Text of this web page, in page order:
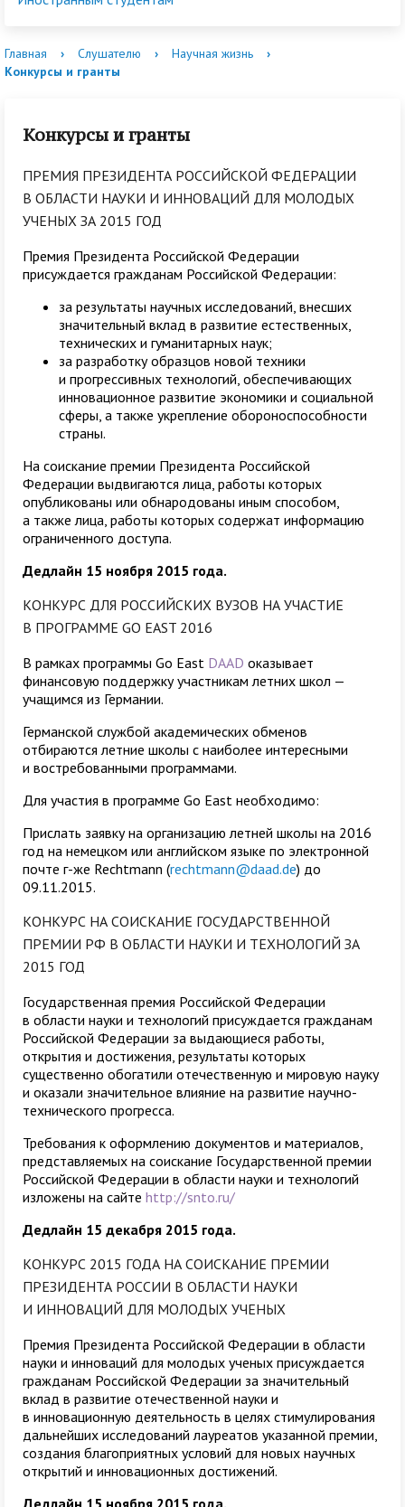
Главная › Слушателю › Научная жизнь
›
Конкурсы и гранты
Конкурсы и гранты
ПРЕМИЯ ПРЕЗИДЕНТА РОССИЙСКОЙ ФЕДЕРАЦИИ
В ОБЛАСТИ НАУКИ И ИННОВАЦИЙ ДЛЯ МОЛОДЫХ
УЧЕНЫХ ЗА 2015 ГОД
Премия Президента Российской Федерации
присуждается гражданам Российской Федерации:
за результаты научных исследований, внесших
значительный вклад в развитие естественных,
технических и гуманитарных наук;
за разработку образцов новой техники
и прогрессивных технологий, обеспечивающих
инновационное развитие экономики и социальной
сферы, а также укрепление обороноспособности
страны.
На соискание премии Президента Российской
Федерации выдвигаются лица, работы которых
опубликованы или обнародованы иным способом,
а также лица, работы которых содержат информацию
ограниченного доступа.
Дедлайн 15 ноября 2015 года.
КОНКУРС ДЛЯ РОССИЙСКИХ ВУЗОВ НА УЧАСТИЕ
В ПРОГРАММЕ GO EAST 2016
В рамках программы Go East DAAD оказывает
финансовую поддержку участникам летних школ —
учащимся из Германии.
Германской службой академических обменов
отбираются летние школы с наиболее интересными
и востребованными программами.
Для участия в программе Go East необходимо:
Прислать заявку на организацию летней школы на 2016
год на немецком или английском языке по электронной
почте г-же Rechtmann (rechtmann@daad.de) до
09.11.2015.
КОНКУРС НА СОИСКАНИЕ ГОСУДАРСТВЕННОЙ
ПРЕМИИ РФ В ОБЛАСТИ НАУКИ И ТЕХНОЛОГИЙ ЗА
2015 ГОД
Государственная премия Российской Федерации
в области науки и технологий присуждается гражданам
Российской Федерации за выдающиеся работы,
открытия и достижения, результаты которых
существенно обогатили отечественную и мировую науку
и оказали значительное влияние на развитие научно-
технического прогресса.
Требования к оформлению документов и материалов,
представляемых на соискание Государственной премии
Российской Федерации в области науки и технологий
изложены на сайте http://snto.ru/
Дедлайн 15 декабря 2015 года.
КОНКУРС 2015 ГОДА НА СОИСКАНИЕ ПРЕМИИ
ПРЕЗИДЕНТА РОССИИ В ОБЛАСТИ НАУКИ
И ИННОВАЦИЙ ДЛЯ МОЛОДЫХ УЧЕНЫХ
Премия Президента Российской Федерации в области
науки и инноваций для молодых ученых присуждается
гражданам Российской Федерации за значительный
вклад в развитие отечественной науки и
в инновационную деятельность в целях стимулирования
дальнейших исследований лауреатов указанной премии,
создания благоприятных условий для новых научных
открытий и инновационных достижений.